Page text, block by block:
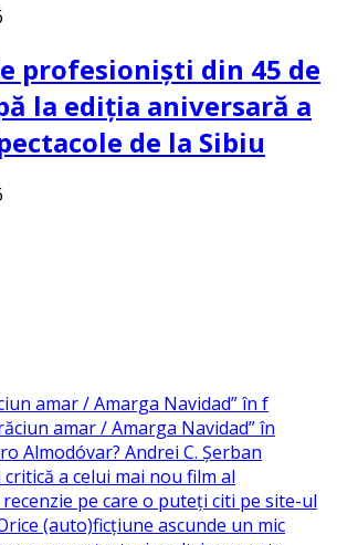
profesioniști din 45 de
la ediția aniversară a
de la Sibiu
amar / Amarga Navidad” în f